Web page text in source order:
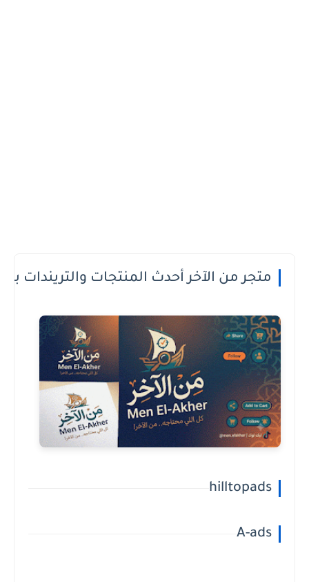
متجر من الآخر أحدث المنتجات والتريندات
hilltopads
A-ads